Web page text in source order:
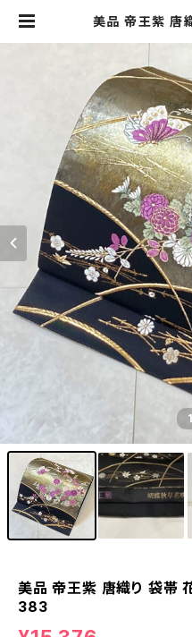
美品 帝王紫 唐
1
美品 帝王紫 唐織り 袋帯
383